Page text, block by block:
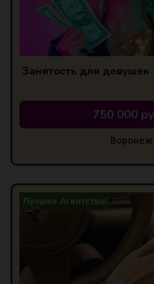
Занятость для девушек
750 000
Воронеж
Лучшее Агентство!